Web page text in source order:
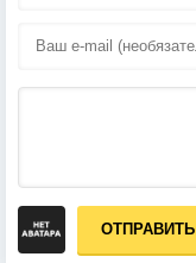
ОТПРАВИТЬ